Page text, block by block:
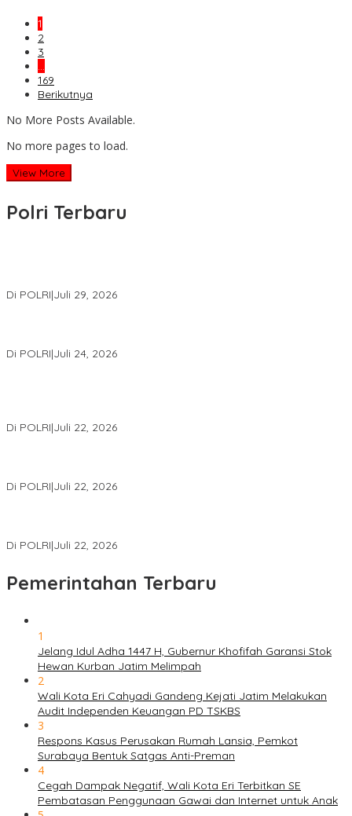
1
2
3
…
169
Berikutnya
No More Posts Available.
No more pages to load.
View More
Polri Terbaru
Di POLRI|Juli 29, 2026
Di POLRI|Juli 24, 2026
Di POLRI|Juli 22, 2026
Di POLRI|Juli 22, 2026
Di POLRI|Juli 22, 2026
Pemerintahan Terbaru
1
Jelang Idul Adha 1447 H, Gubernur Khofifah Garansi Stok
Hewan Kurban Jatim Melimpah
2
Wali Kota Eri Cahyadi Gandeng Kejati Jatim Melakukan
Audit Independen Keuangan PD TSKBS
3
Respons Kasus Perusakan Rumah Lansia, Pemkot
Surabaya Bentuk Satgas Anti-Preman
4
Cegah Dampak Negatif, Wali Kota Eri Terbitkan SE
Pembatasan Penggunaan Gawai dan Internet untuk Anak